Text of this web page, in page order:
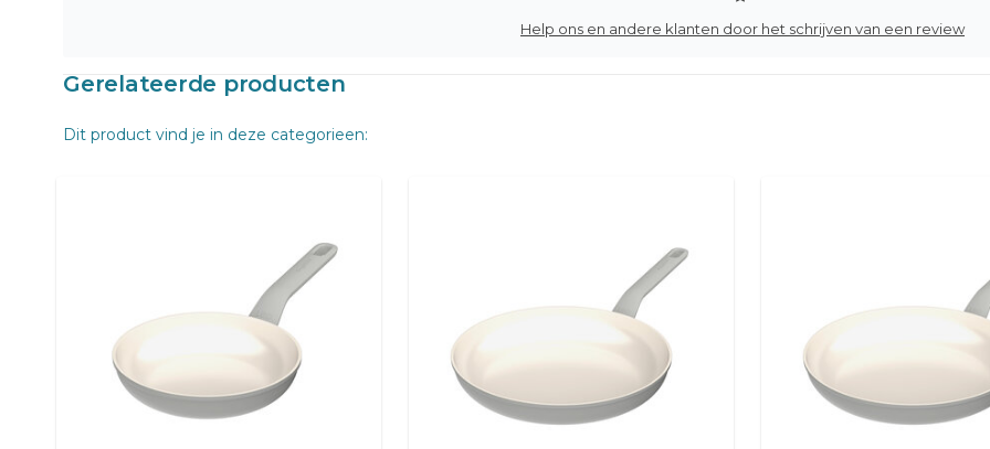
Help ons en andere klanten door het schrijven van een review
Gerelateerde producten
Dit product vind je in deze categorieen: